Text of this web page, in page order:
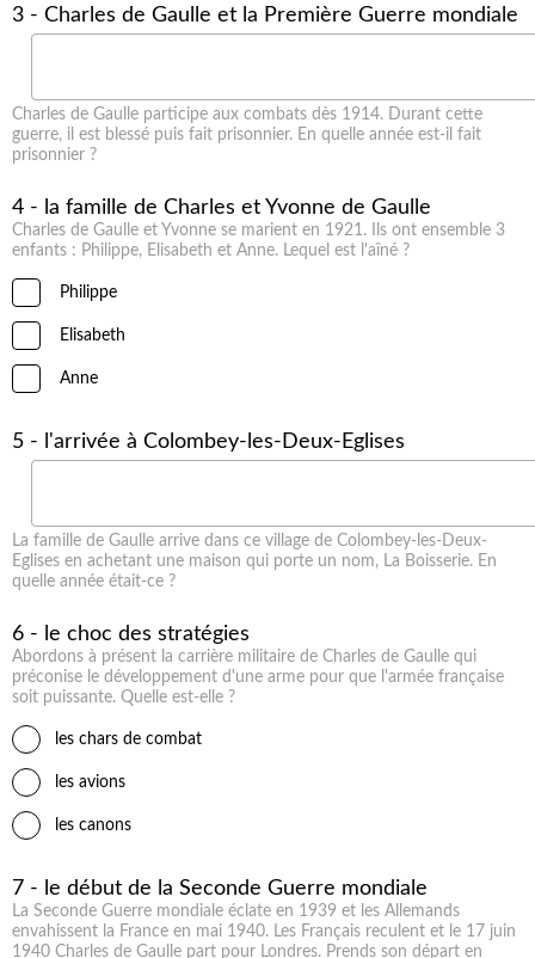
3 - Charles de Gaulle et la Première Guerre mondiale
Charles de Gaulle participe aux combats dès 1914. Durant cette
guerre, il est blessé puis fait prisonnier. En quelle année est-il fait
prisonnier ?
4 - la famille de Charles et Yvonne de Gaulle
Charles de Gaulle et Yvonne se marient en 1921. Ils ont ensemble 3
enfants : Philippe, Elisabeth et Anne. Lequel est l'aîné ?
Philippe
Elisabeth
Anne
5 - l'arrivée à Colombey-les-Deux-Eglises
La famille de Gaulle arrive dans ce village de Colombey-les-Deux-
Eglises en achetant une maison qui porte un nom, La Boisserie. En
quelle année était-ce ?
6 - le choc des stratégies
Abordons à présent la carrière militaire de Charles de Gaulle qui
préconise le développement d'une arme pour que l'armée française
soit puissante. Quelle est-elle ?
les chars de combat
les avions
les canons
7 - le début de la Seconde Guerre mondiale
La Seconde Guerre mondiale éclate en 1939 et les Allemands
envahissent la France en mai 1940. Les Français reculent et le 17 juin
1940 Charles de Gaulle part pour Londres. Prends son départ en